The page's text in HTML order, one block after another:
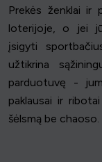
Prekės ženklai ir
loterijoje, o jei
įsigyti
užtikrina
parduotuvę -
paklausai ir
šėlsmą be chaoso.